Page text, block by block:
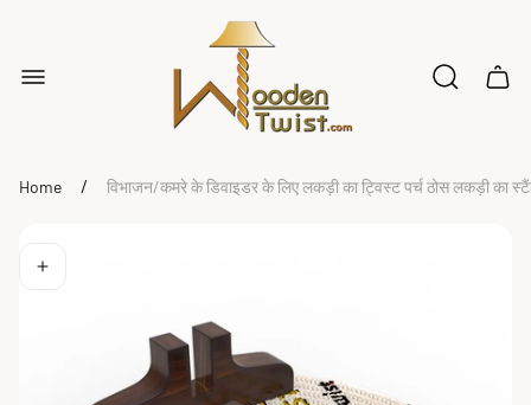
logo"
Cart
Home / विभाजन/कमरे के डिवाइडर के लिए लकड़ी का ट्विस्ट पर्च ठोस लकड़ी का